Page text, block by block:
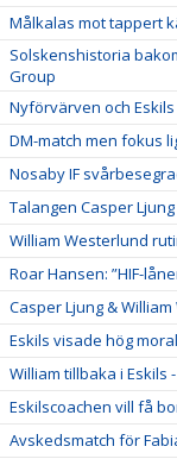
Målkalas mot tappert
Solskenshistoria
Group
Nyförvärven och
DM-match men fokus
Nosaby IF
Talangen Casper
William Westerlund
Roar Hansen: ”HIF-
Casper Ljung &
Eskils visade hög
William tillbaka i Eskils
Eskilscoachen vill få
Avskedsmatch för